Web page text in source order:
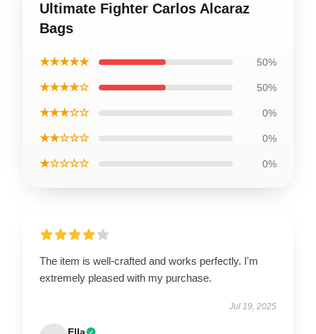
Ultimate Fighter Carlos Alcaraz
Bags
★★★★★ 50%
★★★★☆ 50%
★★★☆☆ 0%
★★☆☆☆ 0%
★☆☆☆☆ 0%
The item is well-crafted and works perfectly. I'm
extremely pleased with my purchase.
Jul 19, 2025